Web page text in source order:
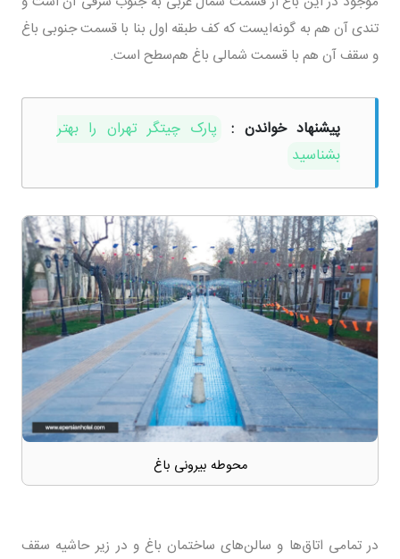
تندی آن هم به گونه‌ایست که کف طبقه اول بنا با قسمت جنوبی باغ
و سقف آن هم با قسمت شمالی باغ هم‌سطح است.
پیشنهاد خواندن :
پارک چیتگر تهران را بهتر
بشناسید
محوطه بیرونی باغ
در تمامی اتاق‌ها و سالن‌های ساختمان باغ و در زیر حاشیه سقف